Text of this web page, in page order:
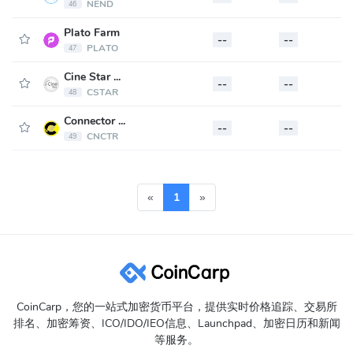
46 NEND
Plato Farm
47 PLATO
-- --
Cine Star Token
48 CSTAR
-- --
Connector Coin
49 CNCTR
-- --
« 1 »
CoinCarp，您的一站式加密货币平台，提供实时价格追踪、交易所
排名、加密筹资、ICO/IDO/IEO信息、Launchpad、加密日历和新闻
等服务。